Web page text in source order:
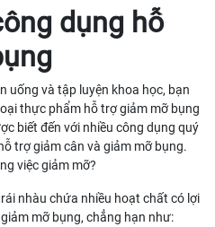
dụng hỗ
uống và tập luyện khoa học, bạn
thực phẩm hỗ trợ giảm mỡ bụng
biết đến với nhiều công dụng quý
trợ giảm cân và giảm mỡ bụng.
việc giảm mỡ?
nhàu chứa nhiều hoạt chất có lợi
mỡ bụng, chẳng hạn như: